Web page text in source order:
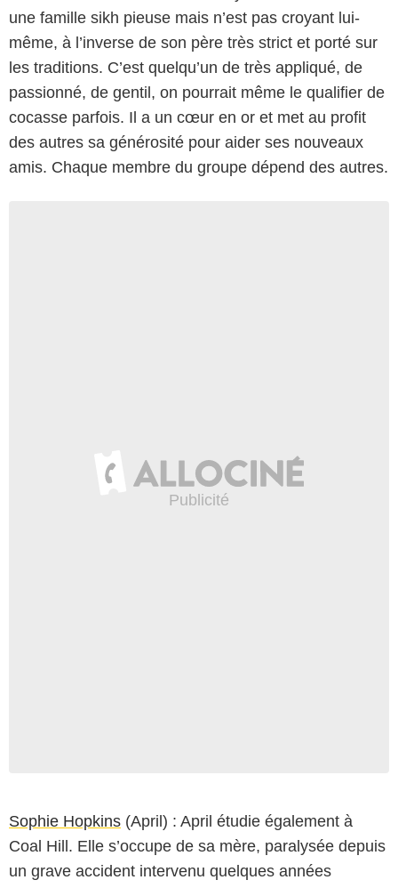
une famille sikh pieuse mais n’est pas croyant lui-
même, à l’inverse de son père très strict et porté sur
les traditions. C’est quelqu’un de très appliqué, de
passionné, de gentil, on pourrait même le qualifier de
cocasse parfois. Il a un cœur en or et met au profit
des autres sa générosité pour aider ses nouveaux
amis. Chaque membre du groupe dépend des autres.
Sophie Hopkins (April) : April étudie également à
Coal Hill. Elle s’occupe de sa mère, paralysée depuis
un grave accident intervenu quelques années